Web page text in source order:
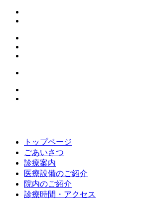
トップページ
ごあいさつ
診療案内
医療設備のご紹介
院内のご紹介
診療時間・アクセス